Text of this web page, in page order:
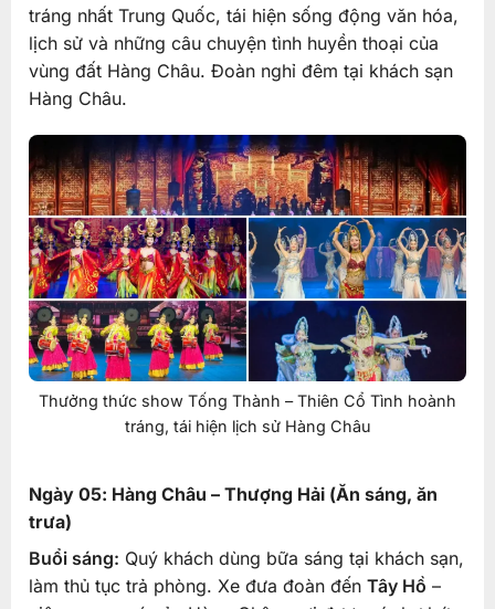
tráng nhất Trung Quốc, tái hiện sống động văn hóa,
lịch sử và những câu chuyện tình huyền thoại của
vùng đất Hàng Châu. Đoàn nghỉ đêm tại khách sạn
Hàng Châu.
Thưởng thức show Tống Thành – Thiên Cổ Tình hoành
tráng, tái hiện lịch sử Hàng Châu
Ngày 05: Hàng Châu – Thượng Hải (Ăn sáng, ăn
trưa)
Buổi sáng: Quý khách dùng bữa sáng tại khách sạn,
làm thủ tục trả phòng. Xe đưa đoàn đến Tây Hồ –